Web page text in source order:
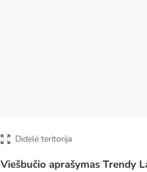
Didelė teritorija
Viešbučio aprašymas Trendy